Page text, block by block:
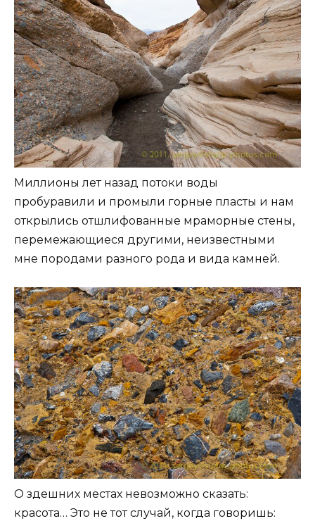
Миллионы лет назад потоки воды
пробуравили и промыли горные пласты и нам
открылись отшлифованные мраморные стены,
перемежающиеся другими, неизвестными
мне породами разного рода и вида камней.
О здешних местах невозможно сказать:
красота… Это не тот случай, когда говоришь: